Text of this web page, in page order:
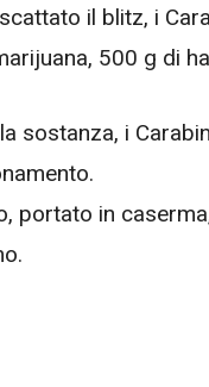
il blitz, i
500 g di
sostanza, i
portato in